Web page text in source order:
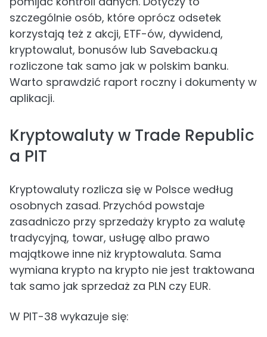
szczególnie osób, które oprócz odsetek
korzystają też z akcji, ETF-ów, dywidend,
kryptowalut, bonusów lub Savebacku.ą
rozliczone tak samo jak w polskim banku.
Warto sprawdzić raport roczny i dokumenty w
aplikacji.
Kryptowaluty w Trade Republic
a PIT
Kryptowaluty rozlicza się w Polsce według
osobnych zasad. Przychód powstaje
zasadniczo przy sprzedaży krypto za walutę
tradycyjną, towar, usługę albo prawo
majątkowe inne niż kryptowaluta. Sama
wymiana krypto na krypto nie jest traktowana
tak samo jak sprzedaż za PLN czy EUR.
W PIT-38 wykazuje się: